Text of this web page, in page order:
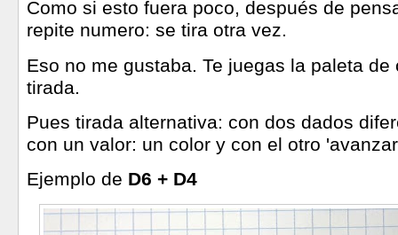
Como si esto fuera poco, después de
repite numero: se tira otra vez.
Eso no me gustaba. Te juegas la paleta
tirada.
Pues tirada alternativa: con dos dados
con un valor: un color y con el otro
Ejemplo de D6 + D4